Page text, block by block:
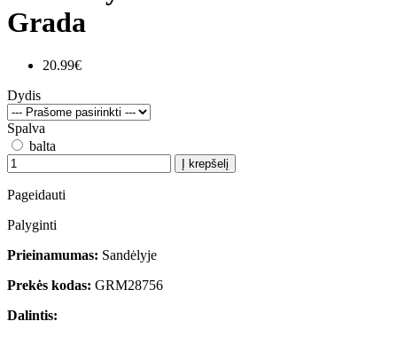
Grada
20.99€
Dydis
Spalva
balta
Į krepšelį
Pageidauti
Palyginti
Prieinamumas: Sandėlyje
Prekės kodas: GRM28756
Dalintis: